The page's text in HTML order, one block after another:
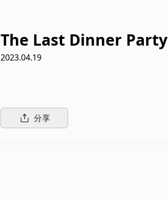
The Last Dinner Party
2023.04.19
分享